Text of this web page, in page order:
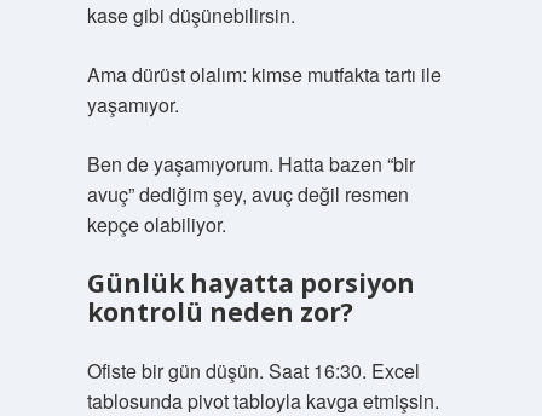
kase gibi düşünebilirsin.
Ama dürüst olalım: kimse mutfakta tartı ile
yaşamıyor.
Ben de yaşamıyorum. Hatta bazen “bir
avuç” dediğim şey, avuç değil resmen
kepçe olabiliyor.
Günlük hayatta porsiyon
kontrolü neden zor?
Ofiste bir gün düşün. Saat 16:30. Excel
tablosunda pivot tabloyla kavga etmişsin.